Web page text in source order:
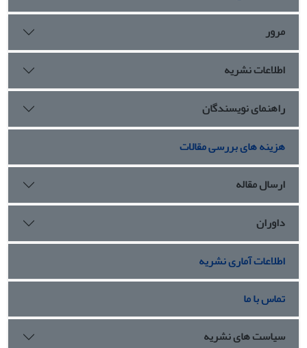
این میان هم‌تبارهای آنها در زبان‌های دیگرِ هندواروپایی نیز
مرور
اطلاعات نشریه
راهنمای نویسندگان
هزینه های بررسی مقالات
ارسال مقاله
داوران
اطلاعات آماری نشریه
تماس با ما
سیاست های نشریه